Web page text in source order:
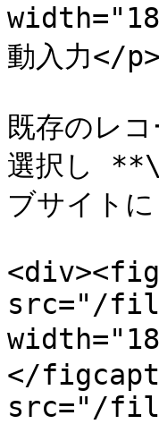
動入力</
既存のレ
選択し
ブサイト
src="/
</
src="/